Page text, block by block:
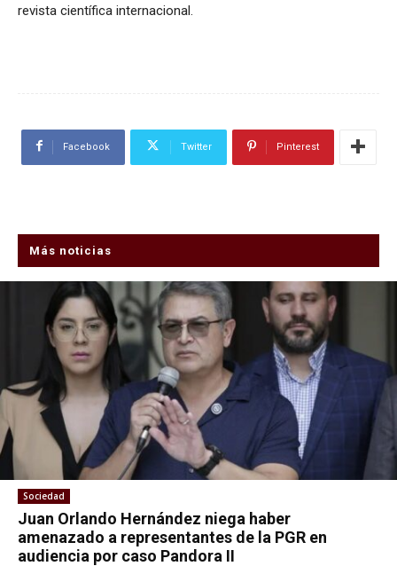
revista científica internacional.
Facebook Twitter Pinterest
Más noticias
Sociedad
Juan Orlando Hernández niega haber
amenazado a representantes de la PGR en
audiencia por caso Pandora II